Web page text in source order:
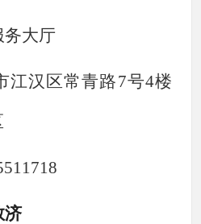
务大厅
江汉区常青路7号4楼
济